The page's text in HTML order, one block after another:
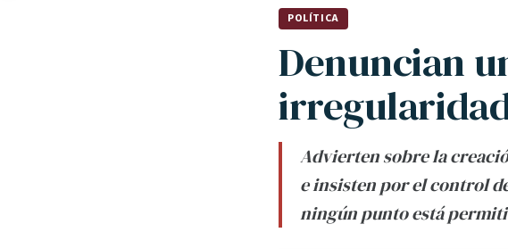
POLÍTICA
Denuncian
Advierten sobre la
e insisten por el control
ningún punto está